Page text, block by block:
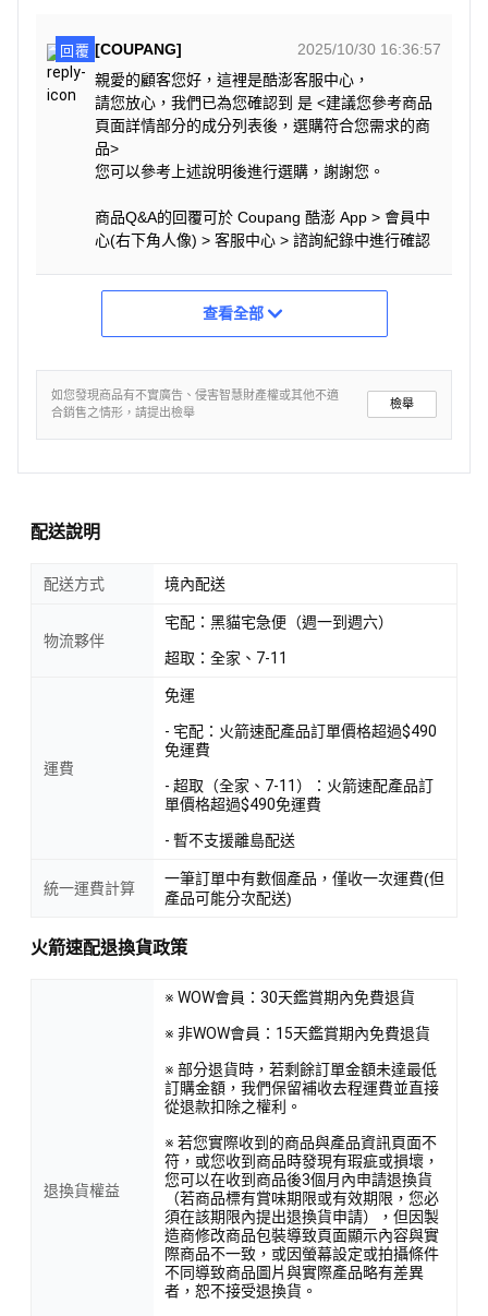
回覆 [COUPANG]
2025/10/30 16:36:57
親愛的顧客您好，這裡是酷澎客服中心，
請您放心，我們已為您確認到 是 <建議您參考商品
頁面詳情部分的成分列表後，選購符合您需求的商
品>
您可以參考上述說明後進行選購，謝謝您。
商品Q&A的回覆可於 Coupang 酷澎 App > 會員中
心(右下角人像) > 客服中心 > 諮詢紀錄中進行確認
查看全部
如您發現商品有不實廣告、侵害智慧財產權或其他不適
合銷售之情形，請提出檢舉
檢舉
配送說明
配送方式 境內配送
物流夥伴
宅配：黑貓宅急便（週一到週六）
超取：全家、7-11
運費
免運
- 宅配：火箭速配產品訂單價格超過$490
免運費
- 超取（全家、7-11）：火箭速配產品訂
單價格超過$490免運費
- 暫不支援離島配送
統一運費計算
一筆訂單中有數個產品，僅收一次運費(但
產品可能分次配送)
火箭速配退換貨政策
退換貨權益
※ WOW會員：30天鑑賞期內免費退貨
※ 非WOW會員：15天鑑賞期內免費退貨
※ 部分退貨時，若剩餘訂單金額未達最低
訂購金額，我們保留補收去程運費並直接
從退款扣除之權利。
※ 若您實際收到的商品與產品資訊頁面不
符，或您收到商品時發現有瑕疵或損壞，
您可以在收到商品後3個月內申請退換貨
（若商品標有賞味期限或有效期限，您必
須在該期限內提出退換貨申請），但因製
造商修改商品包裝導致頁面顯示內容與實
際商品不一致，或因螢幕設定或拍攝條件
不同導致商品圖片與實際產品略有差異
者，恕不接受退換貨。